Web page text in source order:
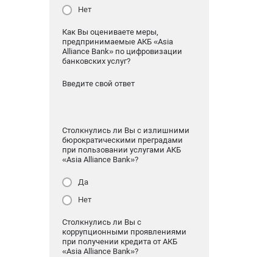
Нет
Как Вы оцениваете меры,
предпринимаемые АКБ «Asia
Alliance Bank» по цифровизации
банковских услуг?
Введите свой ответ
Столкнулись ли Вы с излишними
бюрократическими преградами
при пользовании услугами АКБ
«Asia Alliance Bank»?
Да
Нет
Столкнулись ли Вы с
коррупционными проявлениями
при получении кредита от АКБ
«Asia Alliance Bank»?